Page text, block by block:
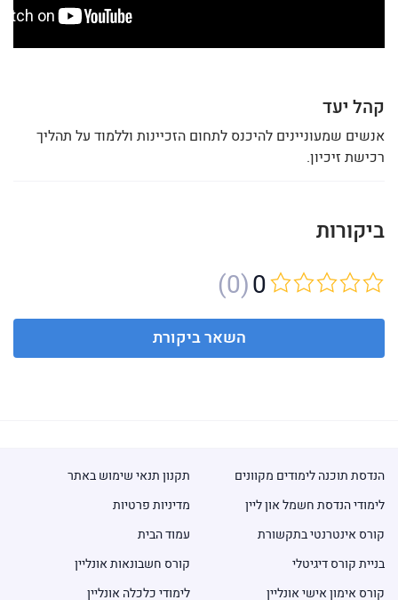
קהל יעד
אנשים שמעוניינים להיכנס לתחום הזכיינות וללמוד על תהליך
רכישת זיכיון.
ביקורות
(0)0
השאר ביקורת
תקנון תנאי שימוש באתר
מדיניות פרטיות
עמוד הבית
הנדסת תוכנה לימודים מקוונים
לימודי הנדסת חשמל און ליין
קורס אינטרנטי בתקשורת
קורס חשבונאות אונליין
לימודי כלכלה אונליין
בניית קורס דיגיטלי
קורס אימון אישי אונליין